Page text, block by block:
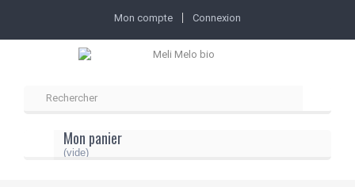
Mon compte Connexion
Mon panier
(vide)